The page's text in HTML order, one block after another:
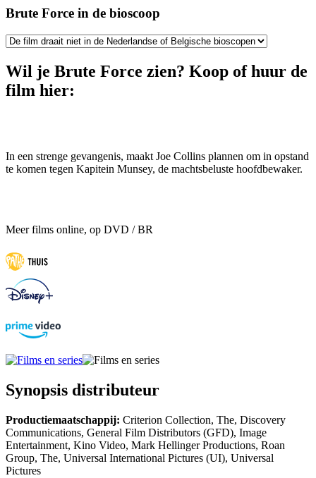
Brute Force in de bioscoop
Wil je Brute Force zien? Koop of huur de
film hier:
In een strenge gevangenis, maakt Joe Collins plannen om in opstand
te komen tegen Kapitein Munsey, de machtsbeluste hoofdbewaker.
Meer films online, op DVD / BR
Synopsis distributeur
Productiemaatschappij: Criterion Collection, The, Discovery
Communications, General Film Distributors (GFD), Image
Entertainment, Kino Video, Mark Hellinger Productions, Roan
Group, The, Universal International Pictures (UI), Universal
Pictures